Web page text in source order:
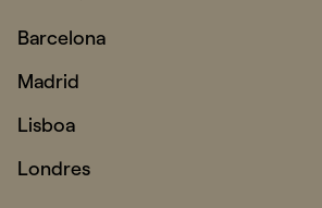
Barcelona
Madrid
Lisboa
Londres